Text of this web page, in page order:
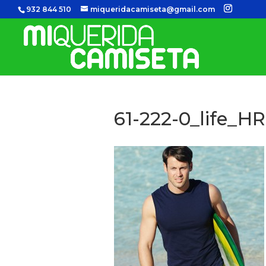
932 844 510 miqueridacamiseta@gmail.com
61-222-0_life_HR